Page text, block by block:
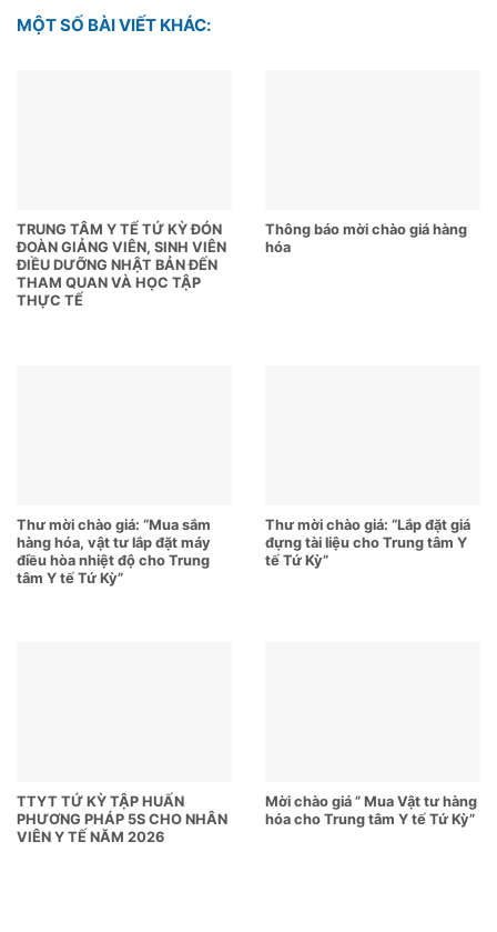
MỘT SỐ BÀI VIẾT KHÁC:
TRUNG TÂM Y TẾ TỨ KỲ ĐÓN
ĐOÀN GIẢNG VIÊN, SINH VIÊN
ĐIỀU DƯỠNG NHẬT BẢN ĐẾN
THAM QUAN VÀ HỌC TẬP
THỰC TẾ
Thông báo mời chào giá hàng
hóa
Thư mời chào giá: “Mua sắm
hàng hóa, vật tư lắp đặt máy
điều hòa nhiệt độ cho Trung
tâm Y tế Tứ Kỳ”
Thư mời chào giá: “Lắp đặt giá
đựng tài liệu cho Trung tâm Y
tế Tứ Kỳ”
TTYT TỨ KỲ TẬP HUẤN
PHƯƠNG PHÁP 5S CHO NHÂN
VIÊN Y TẾ NĂM 2026
Mời chào giá ” Mua Vật tư hàng
hóa cho Trung tâm Y tế Tứ Kỳ”